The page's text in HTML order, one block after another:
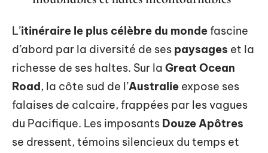
L’itinéraire le plus célèbre du mondefascine
d’abord par la diversité de ses paysages et la
richesse de ses haltes. Sur la Great Ocean
Road, la côte sud de l’Australie expose ses
falaises de calcaire, frappées par les vagues
du Pacifique. Les imposants Douze Apôtres
se dressent, témoins silencieux du temps et